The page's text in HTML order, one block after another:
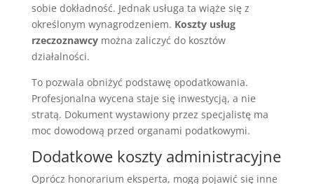
sobie dokładność. Jednak usługa ta wiąże się z
określonym wynagrodzeniem. Koszty usług
rzeczoznawcymożna zaliczyć do kosztów
działalności.
To pozwala obniżyć podstawę opodatkowania.
Profesjonalna wycena staje się inwestycją, a nie
stratą. Dokument wystawiony przez specjalistę ma
moc dowodową przed organami podatkowymi.
Dodatkowe koszty administracyjne
Oprócz honorarium eksperta, mogą pojawić się inne